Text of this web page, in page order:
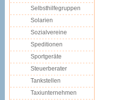
Selbsthilfegruppen
Solarien
Sozialvereine
Speditionen
Sportgeräte
Steuerberater
Tankstellen
Taxiunternehmen